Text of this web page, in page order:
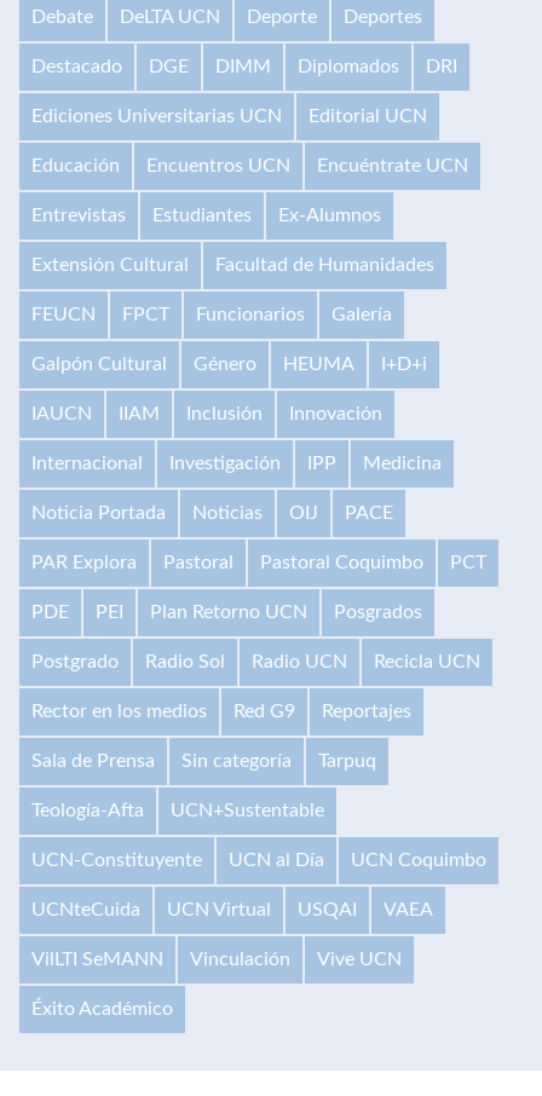
Debate DeLTA UCN Deporte Deportes
Destacado DGE DIMM Diplomados DRI
Ediciones Universitarias UCN Editorial UCN
Educación Encuentros UCN Encuéntrate UCN
Entrevistas Estudiantes Ex-Alumnos
Extensión Cultural Facultad de Humanidades
FEUCN FPCT Funcionarios Galería
Galpón Cultural Género HEUMA I+D+i
IAUCN IIAM Inclusión Innovación
Internacional Investigación IPP Medicina
Noticia Portada Noticias OIJ PACE
PAR Explora Pastoral Pastoral Coquimbo PCT
PDE PEI Plan Retorno UCN Posgrados
Postgrado Radio Sol Radio UCN Recicla UCN
Rector en los medios Red G9 Reportajes
Sala de Prensa Sin categoría Tarpuq
Teología-Afta UCN+Sustentable
UCN-Constituyente UCN al Día UCN Coquimbo
UCNteCuida UCN Virtual USQAI VAEA
VilLTI SeMANN Vinculación Vive UCN
Éxito Académico